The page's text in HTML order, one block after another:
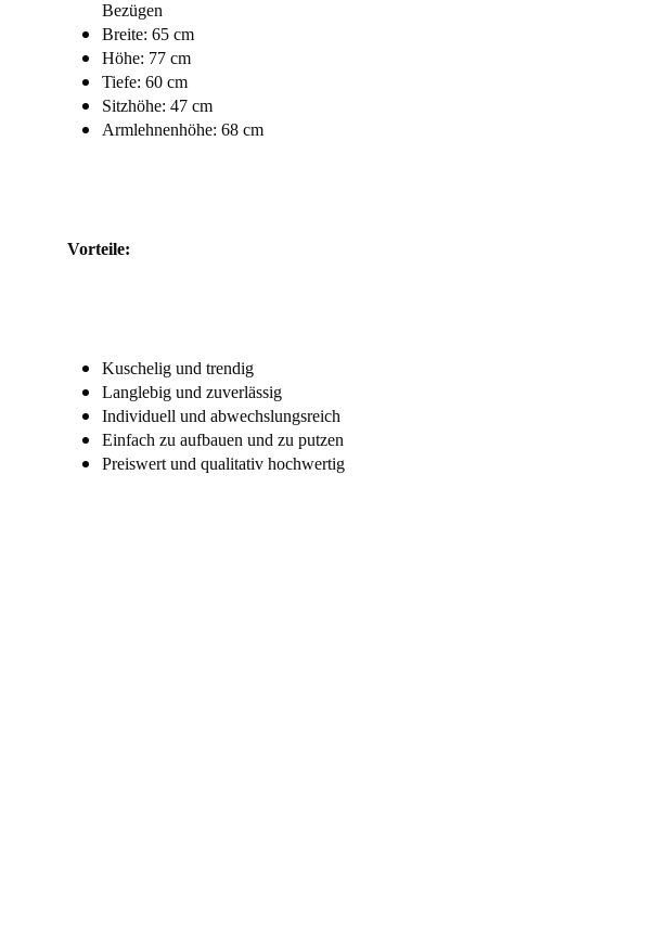
Bezügen
Breite: 65 cm
Höhe: 77 cm
Tiefe: 60 cm
Sitzhöhe: 47 cm
Armlehnenhöhe: 68 cm
Vorteile:
Kuschelig und trendig
Langlebig und zuverlässig
Individuell und abwechslungsreich
Einfach zu aufbauen und zu putzen
Preiswert und qualitativ hochwertig